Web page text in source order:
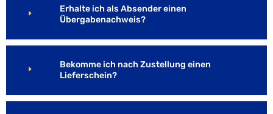
Erhalte ich als Absender einen
Übergabenachweis?
Bekomme ich nach Zustellung einen
Lieferschein?